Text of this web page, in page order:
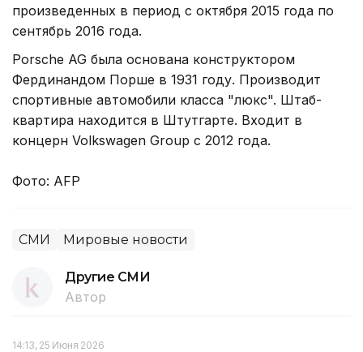
произведенных в период с октября 2015 года по
сентябрь 2016 года.
Porsche AG была основана конструктором
Фердинандом Порше в 1931 году. Производит
спортивные автомобили класса "люкс". Штаб-
квартира находится в Штутгарте. Входит в
концерн Volkswagen Group с 2012 года.
Фото: AFP
СМИ Мировые новости
Другие СМИ
Автор
14:13, 25 Июня 2026